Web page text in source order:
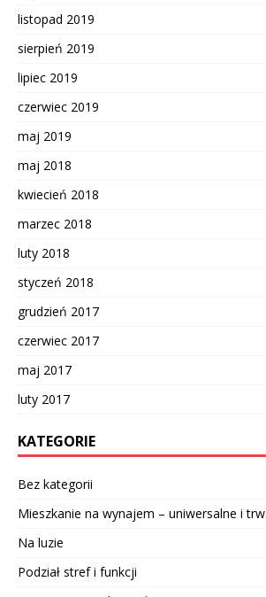
listopad 2019
sierpień 2019
lipiec 2019
czerwiec 2019
maj 2019
maj 2018
kwiecień 2018
marzec 2018
luty 2018
styczeń 2018
grudzień 2017
czerwiec 2017
maj 2017
luty 2017
KATEGORIE
Bez kategorii
Mieszkanie na wynajem – uniwersalne i
Na luzie
Podział stref i funkcji